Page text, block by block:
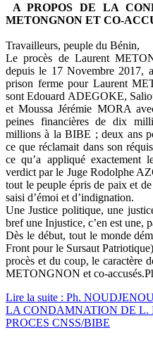
A PROPOS DE LA
METONGNON ET CO-
Travailleurs, peuple du Bénin,
Le procès de Laurent
depuis le 17 Novembre 2017,
prison ferme pour Laurent
sont Edouard ADEGOKE,
et Moussa Jérémie MORA
peines financières de dix
millions à la BIBE ; deux ans
ce que réclamait dans son
ce qu’a appliqué
verdict par le Juge Rodolphe
tout le peuple épris de paix et
saisi d’émoi et d’indignation.
Une Justice politique, une
bref une Injustice, c’en est une,
Dès le début, tout le monde
Front pour le Sursaut
procès et du coup, le caractère
METONGNON et co-
Lire la suite : Ph.
LA CONDAMNATION DE L.
PROCES CNSS/BIBE